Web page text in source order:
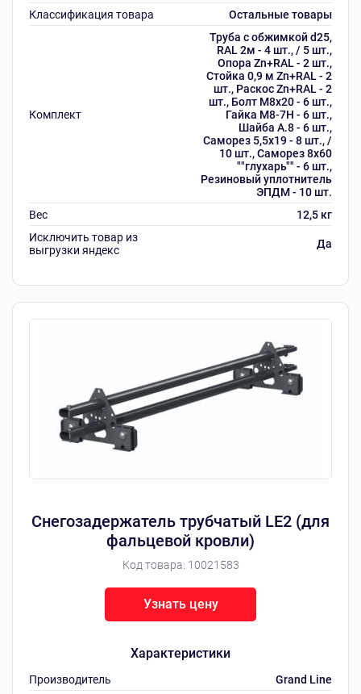
Классификация товара
Остальные товары
Комплект
Труба с обжимкой d25,
RAL 2м - 4 шт., / 5 шт.,
Опора Zn+RAL - 2 шт.,
Стойка 0,9 м Zn+RAL - 2
шт., Раскос Zn+RAL - 2
шт., Болт М8х20 - 6 шт.,
Гайка М8-7Н - 6 шт.,
Шайба А.8 - 6 шт.,
Саморез 5,5х19 - 8 шт., /
10 шт., Саморез 8х60
""глухарь"" - 6 шт.,
Резиновый уплотнитель
ЭПДМ - 10 шт.
Вес
12,5 кг
Исключить товар из
выгрузки яндекс
Да
Снегозадержатель трубчатый LE2 (для
фальцевой кровли)
Код товара: 10021583
Характеристики
Производитель
Grand Line
Узнать цену